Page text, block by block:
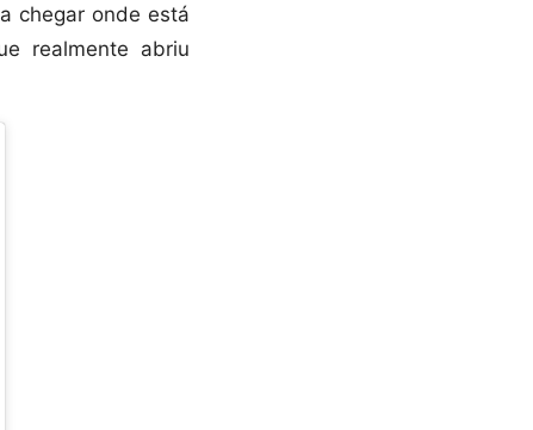
chegar onde está
realmente abriu